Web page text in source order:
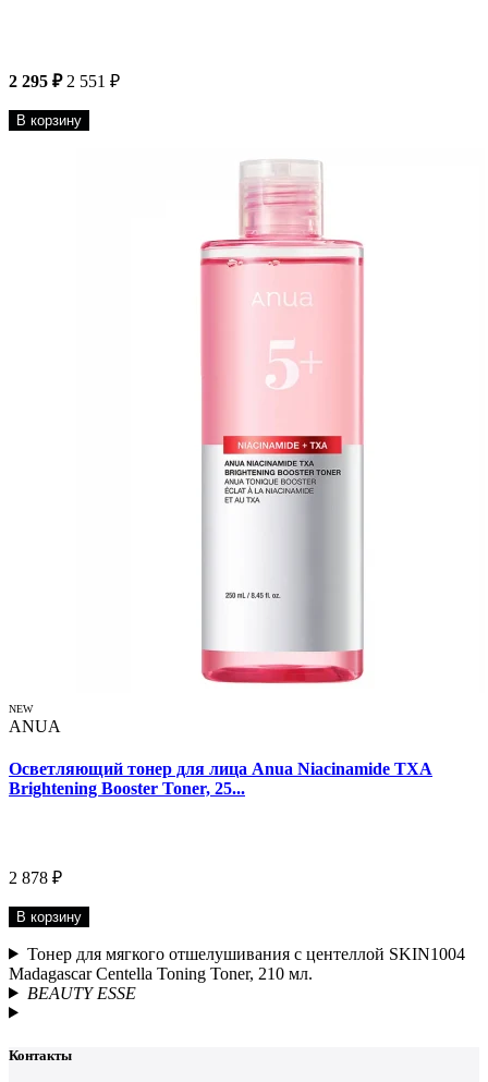
2 295 ₽ 2 551 ₽
В корзину
NEW
ANUA
Осветляющий тонер для лица Anua Niacinamide TXA
Brightening Booster Toner, 25...
2 878 ₽
В корзину
Тонер для мягкого отшелушивания с центеллой SKIN1004
Madagascar Centella Toning Toner, 210 мл.
BEAUTY ESSE
Контакты